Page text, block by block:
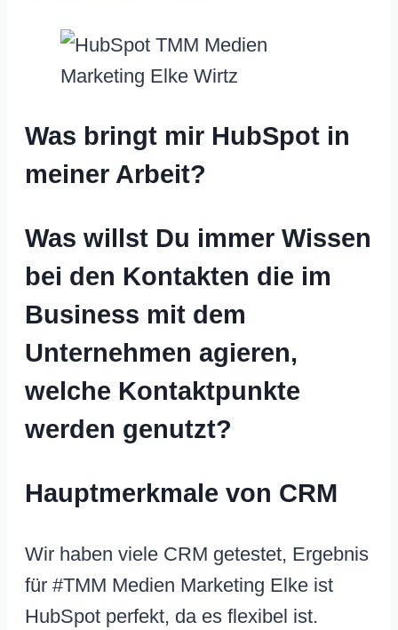
Was bringt mir HubSpot in
meiner Arbeit?
Was willst Du immer Wissen
bei den Kontakten die im
Business mit dem
Unternehmen agieren,
welche Kontaktpunkte
werden genutzt?
Hauptmerkmale von CRM
Wir haben viele CRM getestet, Ergebnis
für #TMM Medien Marketing Elke ist
HubSpot perfekt, da es flexibel ist.